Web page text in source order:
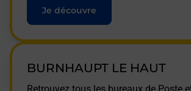
Je découvre
BURNHAUPT LE HAUT